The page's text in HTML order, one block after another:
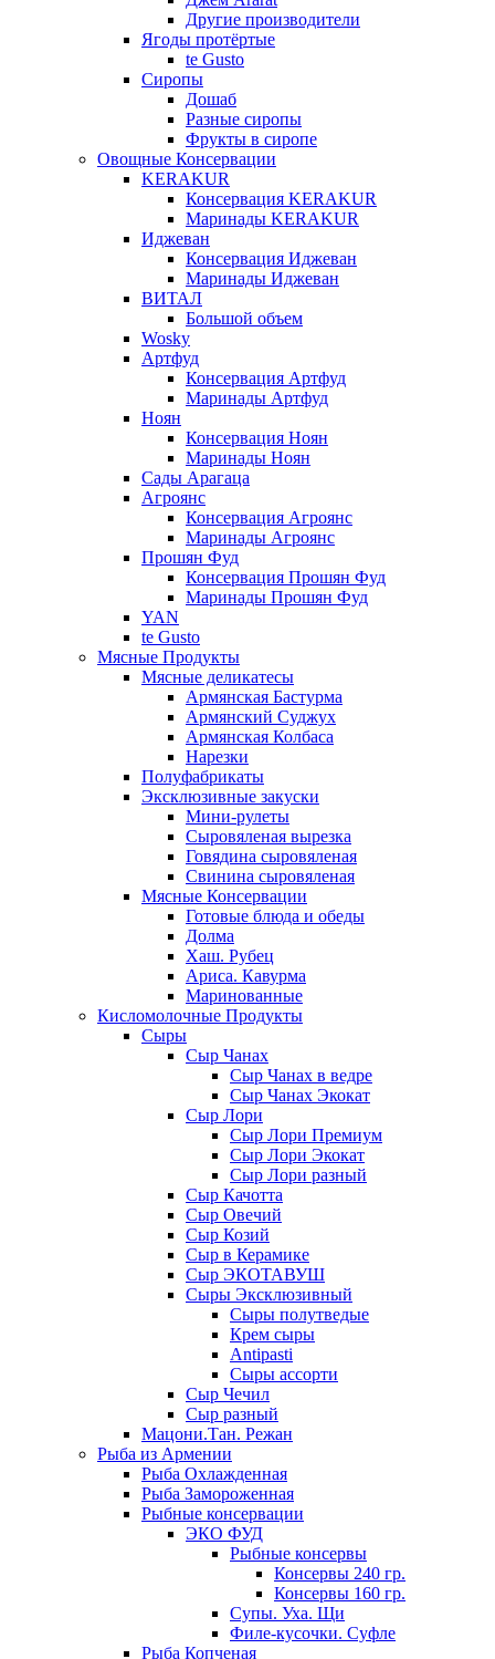
Другие производители
Ягоды протёртые
te Gusto
Сиропы
Дошаб
Разные сиропы
Фрукты в сиропе
Овощные Консервации
KERAKUR
Консервация KERAKUR
Маринады KERAKUR
Иджеван
Консервация Иджеван
Маринады Иджеван
ВИТАЛ
Большой объем
Wosky
Артфуд
Консервация Артфуд
Маринады Артфуд
Ноян
Консервация Ноян
Маринады Ноян
Сады Арагаца
Агроянс
Консервация Агроянс
Маринады Агроянс
Прошян Фуд
Консервация Прошян Фуд
Маринады Прошян Фуд
YAN
te Gusto
Мясные Продукты
Мясные деликатесы
Армянская Бастурма
Армянский Суджух
Армянская Колбаса
Нарезки
Полуфабрикаты
Эксклюзивные закуски
Мини-рулеты
Сыровяленая вырезка
Говядина сыровяленая
Свинина сыровяленая
Мясные Консервации
Готовые блюда и обеды
Долма
Хаш. Рубец
Ариса. Кавурма
Маринованные
Кисломолочные Продукты
Сыры
Сыр Чанах
Сыр Чанах в ведре
Сыр Чанах Экокат
Сыр Лори
Сыр Лори Премиум
Сыр Лори Экокат
Сыр Лори разный
Сыр Качотта
Сыр Овечий
Сыр Козий
Сыр в Керамике
Сыр ЭКОТАВУШ
Сыры Эксклюзивный
Сыры полутведые
Крем сыры
Antipasti
Сыры ассорти
Сыр Чечил
Сыр разный
Мацони.Тан. Режан
Рыба из Армении
Рыба Охлажденная
Рыба Замороженная
Рыбные консервации
ЭКО ФУД
Рыбные консервы
Консервы 240 гр.
Консервы 160 гр.
Супы. Уха. Щи
Филе-кусочки. Суфле
Рыба Копченая